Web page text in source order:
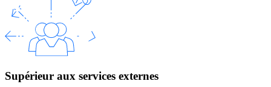
Supérieur aux services externes